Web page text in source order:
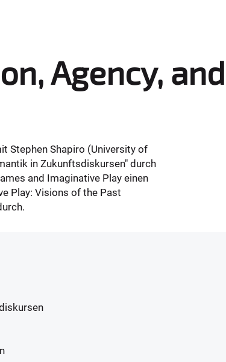
Agency, and
Stephen Shapiro (University of
in Zukunftsdiskursen" durch
and Imaginative Play einen
Play: Visions of the Past